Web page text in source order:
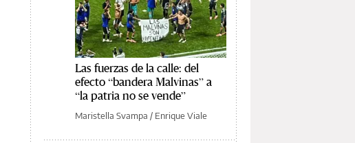
Las fuerzas de la calle: del
efecto “bandera Malvinas” a
“la patria no se vende”
Maristella Svampa / Enrique Viale